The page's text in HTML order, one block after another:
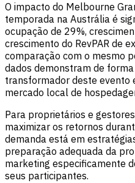
O impacto do Melbourne
temporada na Austrália é
ocupação de 29%,
crescimento do RevPAR de
comparação com o mesmo
dados demonstram de
transformador deste evento
mercado local de
Para proprietários e
maximizar os retornos
demanda está em
preparação adequada da
marketing especificamente
seus participantes.